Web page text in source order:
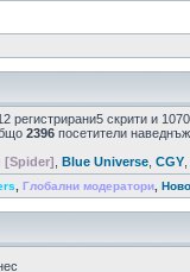
регистрирани5 скрити и
2396 посетители
[Spider] Blue Universe CGY
Глобални модератори